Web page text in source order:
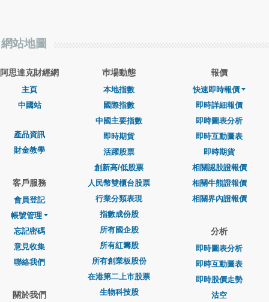
網站地圖
阿思達克財經網
主頁
中國站
產品資訊
財金教學
客戶服務
會員登記
帳號管理
忘記密碼
意見收集
聯絡我們
關於我們
巿場動態
本地指數
國際指數
中國主要指數
即時期貨
活躍股票
創新高/低股票
人民幣雙櫃台股票
行業分類表現
指數成份股
所有國企股
所有紅籌股
所有創業板股份
在港第二上市股票
生物科技股
報價
快速即時報價
即時詳細報價
即時圖表分析
即時互動圖表
即時期貨
相關認股證報價
相關牛熊證報價
相關界內證報價
分析
即時圖表分析
即時互動圖表
即時股價走勢
沽空